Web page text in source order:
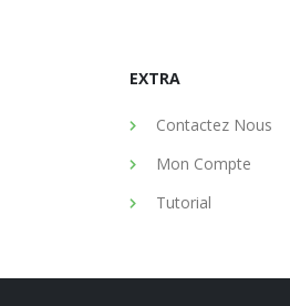
EXTRA
Contactez Nous
Mon Compte
Tutorial